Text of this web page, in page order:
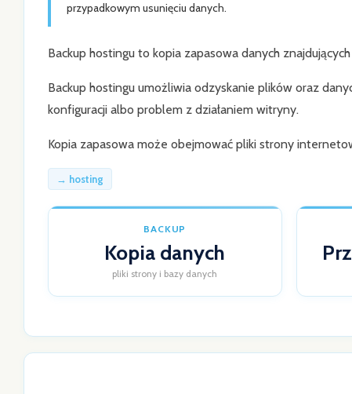
przypadkowym usunięciu danych.
Backup hostingu to kopia zapasowa danych
Backup hostingu umożliwia odzyskanie plików oraz
konfiguracji albo problem z działaniem witryny.
Kopia zapasowa może obejmować pliki strony
→ hosting
BACKUP
Kopia danych
pliki strony i bazy danych